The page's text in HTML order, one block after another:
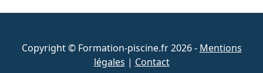
Copyright © Formation-piscine.fr 2026 - Mentions
légales | Contact